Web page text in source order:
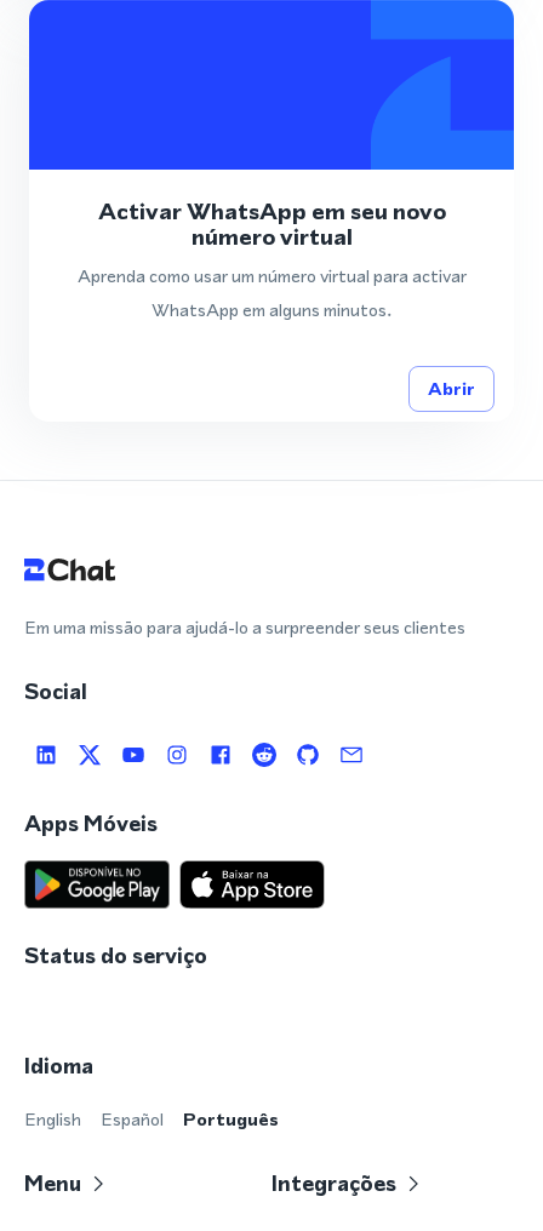
Activar WhatsApp em seu novo
número virtual
Aprenda como usar um número virtual para activar
WhatsApp em alguns minutos.
Abrir
Em uma missão para ajudá-lo a surpreender seus clientes
Social
Apps Móveis
Status do serviço
Idioma
English Español Português
Menu Integrações